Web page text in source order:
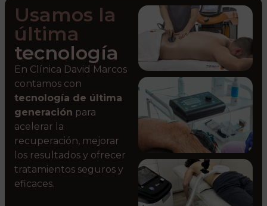
Usamos la
última
tecnología
En Clínica David Marcos
contamos con
tecnología de última
generación para
acelerar la
recuperación, mejorar
los resultados y ofrecer
tratamientos seguros y
eficaces.